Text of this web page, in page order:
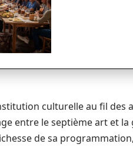
culturelle au fil des
entre le septième art et
de sa